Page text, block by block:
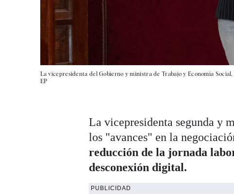
La vicepresidenta del Gobierno y ministra de Trabajo y Economía
EP
La vicepresidenta segunda y
los "avances" en la
reducción de la jornada
desconexión digital.
PUBLICIDAD